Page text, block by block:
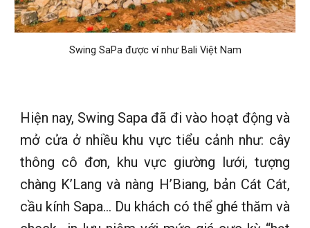
Swing SaPa được ví như Bali Việt Nam
Hiện nay, Swing Sapa đã đi vào hoạt động và
mở cửa ở nhiều khu vực tiểu cảnh như: cây
thông cô đơn, khu vực giường lưới, tượng
chàng K’Lang và nàng H’Biang, bản Cát Cát,
cầu kính Sapa… Du khách có thể ghé thăm và